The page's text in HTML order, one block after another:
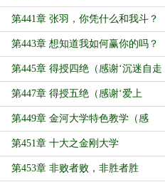
第441章 张羽，你凭什么和我斗？
（感谢‘王訾’打赏盟主）
第443章 想知道我如何赢你的吗？
第445章 得授四绝（感谢‘沉迷自走
棋ing’送白真真10双丝袜）
第447章 得授五绝（感谢‘爱上
fiji’送白真真10双丝袜）
第449章 金河大学特色教学（感
谢‘不一样的烟火li’打赏盟主）
第451章 十大之金刚大学
第453章 非败者败，非胜者胜